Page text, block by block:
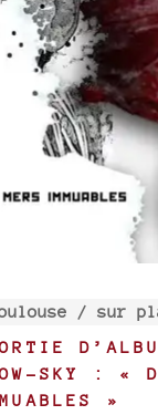
/ sur
SKY : «
»